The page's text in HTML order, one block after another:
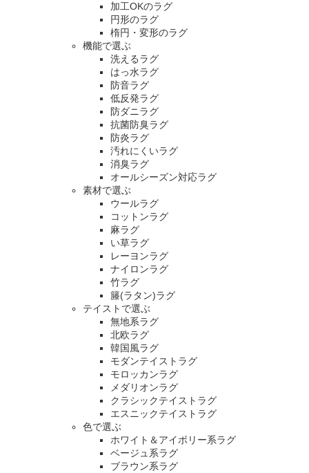
加工OKのラグ
円形のラグ
楕円・変形のラグ
機能で選ぶ
洗えるラグ
はっ水ラグ
防音ラグ
低反発ラグ
防ダニラグ
抗菌防臭ラグ
防炎ラグ
汚れにくいラグ
消臭ラグ
オールシーズン対応ラグ
素材で選ぶ
ウールラグ
コットンラグ
麻ラグ
い草ラグ
レーヨンラグ
ナイロンラグ
竹ラグ
籐(ラタン)ラグ
テイストで選ぶ
無地系ラグ
北欧ラグ
韓国風ラグ
モダンテイストラグ
モロッカンラグ
メダリオンラグ
クラシックテイストラグ
エスニックテイストラグ
色で選ぶ
ホワイト＆アイボリー系ラグ
ベージュ系ラグ
ブラウン系ラグ